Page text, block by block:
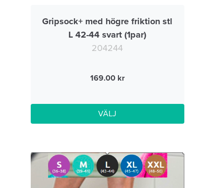
Gripsock+ med högre friktion stl
L 42-44 svart (1par)
204244
169.00
VÄLJ